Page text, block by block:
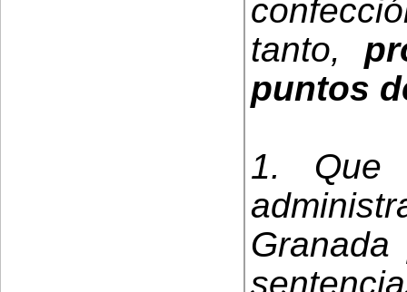
tanto,
puntos
1. Que